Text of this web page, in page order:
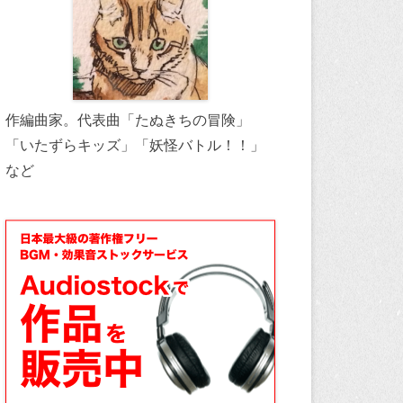
作編曲家。代表曲「たぬきちの冒険」
「いたずらキッズ」「妖怪バトル！！」
など